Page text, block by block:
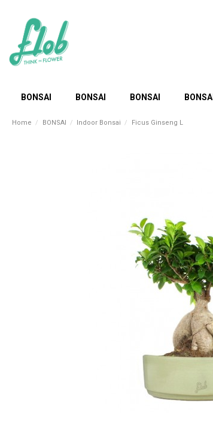
BONSAI BONSAI BONSAI BONSAI
Home BONSAI Indoor Bonsai Ficus Ginseng L